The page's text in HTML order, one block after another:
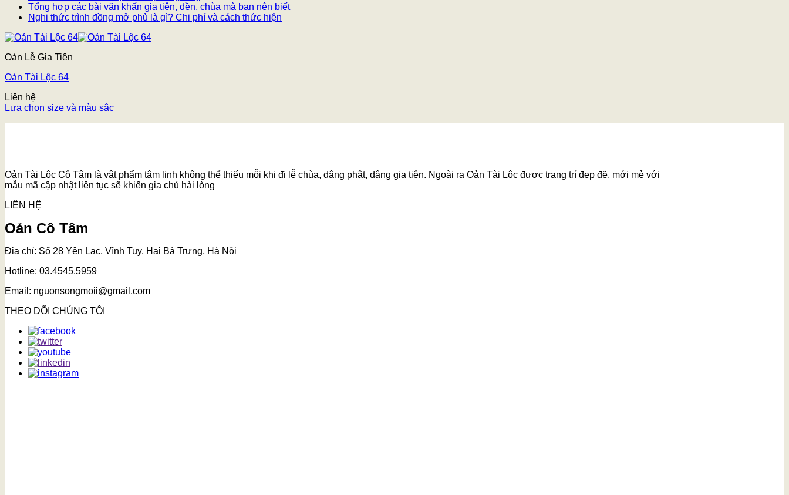
Tổng hợp các bài văn khấn gia tiên, đền, chùa mà bạn nên biết
Nghi thức trình đồng mở phủ là gì? Chi phí và cách thức hiện
Oản Lễ Gia Tiên
Oản Tài Lộc 64
Liên hệ
Lựa chọn size và màu sắc
Oản Tài Lộc Cô Tâm là vật phẩm tâm linh không thể thiếu mỗi khi đi lễ chùa, dâng phật, dâng gia tiên. Ngoài ra Oản Tài Lộc được trang trí đẹp đẽ, mới mẻ với
mẫu mã cập nhật liên tục sẽ khiến gia chủ hài lòng
LIÊN HỆ
Oản Cô Tâm
Địa chỉ: Số 28 Yên Lạc, Vĩnh Tuy, Hai Bà Trưng, Hà Nội
Hotline: 03.4545.5959
Email: nguonsongmoii@gmail.com
THEO DÕI CHÚNG TÔI